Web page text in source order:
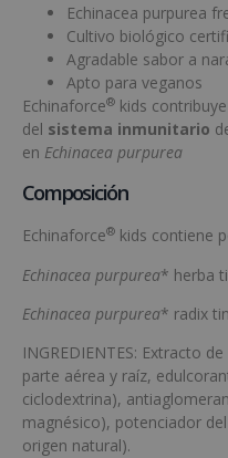
Echinacea purpurea
Cultivo biológico
Agradable sabor a
Apto para veganos
Echinaforce® kids
del sistema inmunitario
en Echinacea purpurea
Composición
Echinaforce® kids contiene
Echinacea purpurea* herba
Echinacea purpurea* radix
INGREDIENTES: Extracto
parte aérea y raíz,
ciclodextrina),
magnésico), potenciador
origen natural).